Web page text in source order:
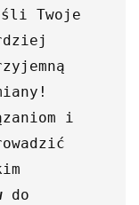
Twoje
i
do